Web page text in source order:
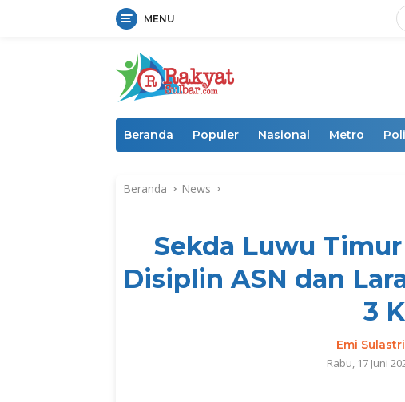
MENU
Beranda Populer Nasional Metro
Beranda News
Sekda Luwu
Disiplin ASN dan
3
Emi Sulastri
Rabu, 17 Juni